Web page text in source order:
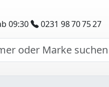
09:30 0231 98 70 75 27